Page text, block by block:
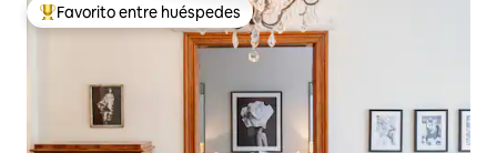
De los mejores en Favorito entre huéspedes
Favorito entre huéspedes